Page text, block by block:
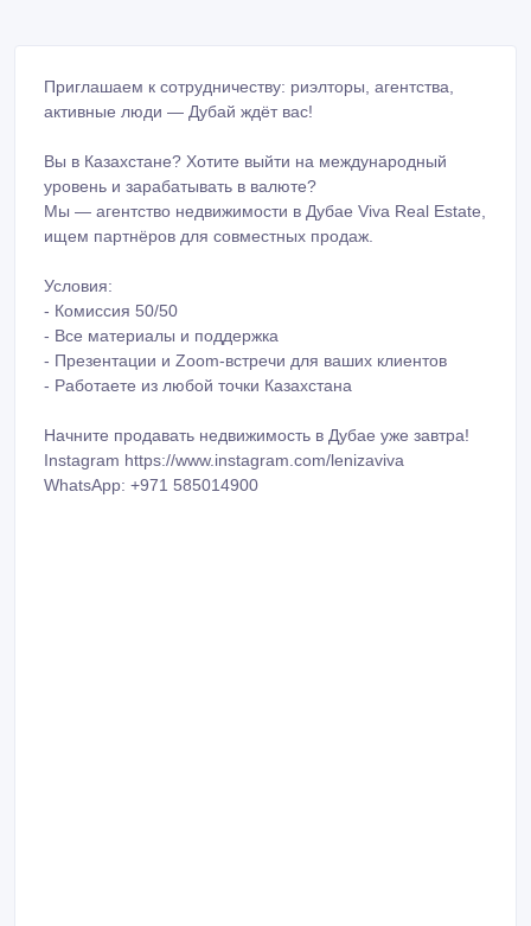
Приглашаем к сотрудничеству: риэлторы, агентства,
активные люди — Дубай ждёт вас!
Вы в Казахстане? Хотите выйти на международный
уровень и зарабатывать в валюте?
Мы — агентство недвижимости в Дубае Viva Real Estate,
ищем партнёров для совместных продаж.
Условия:
- Комиссия 50/50
- Все материалы и поддержка
- Презентации и Zoom-встречи для ваших клиентов
- Работаете из любой точки Казахстана
Начните продавать недвижимость в Дубае уже завтра!
Instagram https://www.instagram.com/lenizaviva
WhatsApp: ‪+971 585014900‬